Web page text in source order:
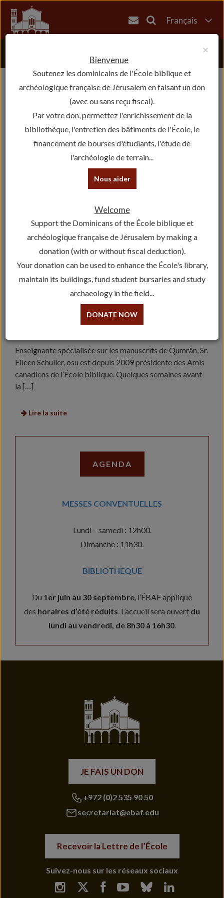
Français
עברית
LA PRÉSIDENTE DES AMIS CANADIENS DE
Enseignante spécialisée sur les manuscrits de Qumrân, Sr.
Eileen Schuller, osu est depuis 2009 présidente des Amis
canadiens de l’École biblique. Quelques semaines avant
la […]
Lire la suite
AGENDA
MESSES CONVENTUELLES
Lundi – samedi : 12h00.
Dimanche : 11h30.
BIBLIOTHEQUE
Du 1er juin au 30 septembre, l’ÉBAF applique
des horaires d’été réduits. L’accueil sera ouvert du
lundi au vendredi, de 8h30 à 16h30.
JE FAIS UN DON
+972 (0)2 535 90 50
secretariat@ebaf.edu
Recevoir la Lettre de l’École
Suivez-nous sur les réseaux sociaux
×
Bienvenue
Soutenez les dominicains de l'École biblique et
archéologique française de Jérusalem en faisant un don
(avec ou sans reçu fiscal).
Par votre don, permettez l'enrichissement de la
bibliothèque, l'entretien des bâtiments de l'École, le
financement de bourses d'étudiants, l'étude de
l'archéologie de terrain...
Nous aider
Welcome
Support the Dominicans of the École biblique et
archéologique française de Jérusalem by making a
donation (with or without fiscal deduction).
Your donation can be used to enhance the École's library,
maintain its buildings, fund student bursaries and study
archaeology in the field...
DONATE NOW